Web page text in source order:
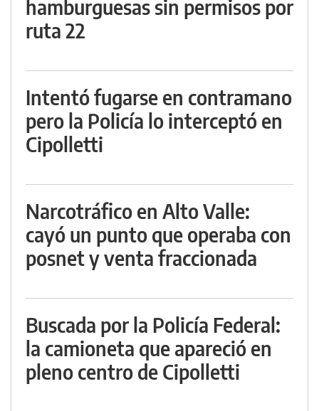
hamburguesas sin permisos por
ruta 22
Intentó fugarse en contramano
pero la Policía lo interceptó en
Cipolletti
Narcotráfico en Alto Valle:
cayó un punto que operaba con
posnet y venta fraccionada
Buscada por la Policía Federal:
la camioneta que apareció en
pleno centro de Cipolletti